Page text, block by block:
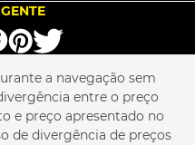
USO
PEDIDO
SITE
a navegação sem
entre o preço
e preço apresentado no
de divergência de preços